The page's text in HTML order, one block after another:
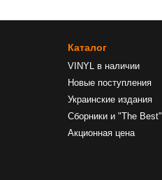
Каталог
VINYL в наличии
Новые поступления
Украинские издания
Сборники и "The Best"
Акционная цена